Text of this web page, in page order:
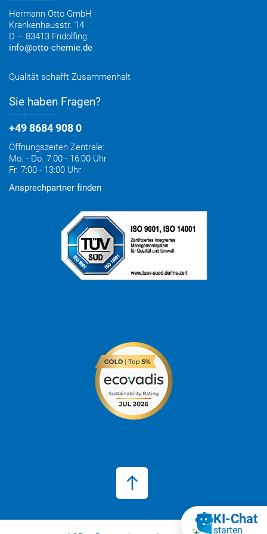
Entsorgung & Verpackungsrücknahme
Hermann Otto GmbH
Krankenhausstr. 14
D – 83413 Fridolfing
info@otto-chemie.de
Qualität schafft Zusammenhalt
Sie haben Fragen?
+49 8684 908 0
Öffnungszeiten Zentrale:
Mo. - Do. 7:00 - 16:00 Uhr
Fr. 7:00 - 13:00 Uhr
Ansprechpartner finden
KI‑Chat
starten